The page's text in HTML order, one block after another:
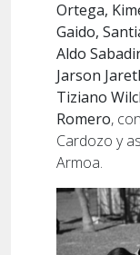
Ortega,
Gaido,
Aldo
Jarson
Tiziano
Romero,
Cardozo y
Armoa.